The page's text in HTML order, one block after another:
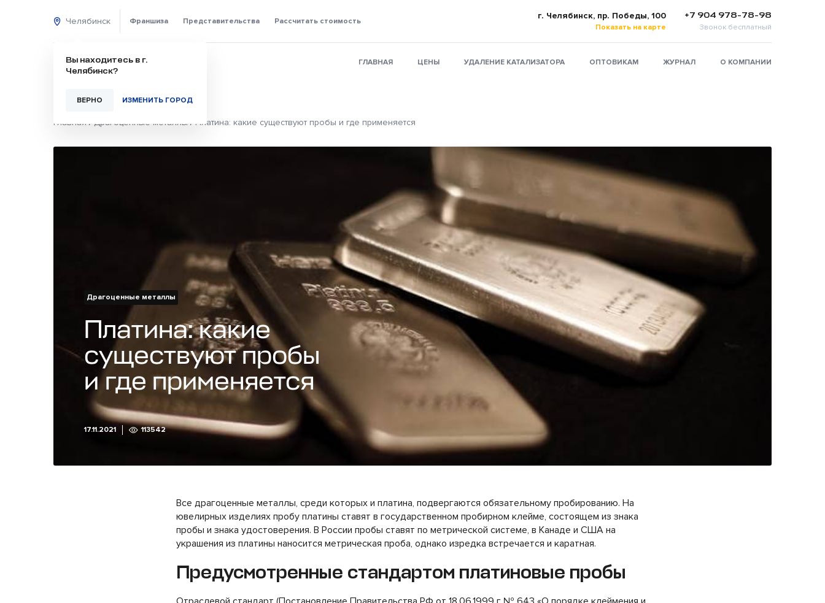
Челябинск
Вы находитесь в г.
Челябинск?
ВЕРНО ИЗМЕНИТЬ ГОРОД
Франшиза Представительства Рассчитать стоимость г. Челябинск, пр. Победы, 100
Показать на карте
+7 904 978-78-98
Звонок бесплатный
ГЛАВНАЯ ЦЕНЫ УДАЛЕНИЕ КАТАЛИЗАТОРА ОПТОВИКАМ ЖУРНАЛ О КОМПАНИИ
Главная / Драгоценные металлы / Платина: какие существуют пробы и где применяется
Драгоценные металлы
Платина: какие
существуют пробы
и где применяется
17.11.2021 113542
Все драгоценные металлы, среди которых и платина, подвергаются обязательному пробированию. На
ювелирных изделиях пробу платины ставят в государственном пробирном клейме, состоящем из знака
пробы и знака удостоверения. В России пробы ставят по метрической системе, в Канаде и США на
украшения из платины наносится метрическая проба, однако изредка встречается и каратная.
Предусмотренные стандартом платиновые пробы